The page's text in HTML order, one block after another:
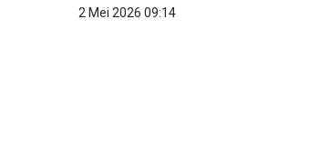
2 Mei 2026 09:14